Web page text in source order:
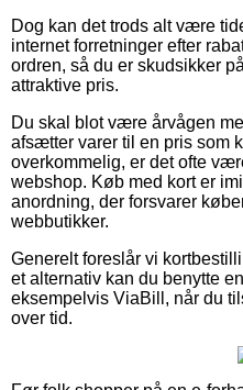
Dog kan det trods alt være
internet forretninger efter
ordren, så du er skudsikker
attraktive pris.
Du skal blot være årvågen
afsætter varer til en pris som
overkommelig, er det ofte
webshop. Køb med kort er
anordning, der forsvarer
webbutikker.
Generelt foreslår vi
et alternativ kan du benytte
eksempelvis ViaBill, når du
over tid.